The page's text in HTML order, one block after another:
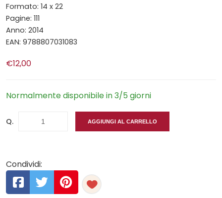
Formato: 14 x 22
Pagine: 111
Anno: 2014
EAN: 9788807031083
€12,00
Normalmente disponibile in 3/5 giorni
Q. AGGIUNGI AL CARRELLO
Condividi: